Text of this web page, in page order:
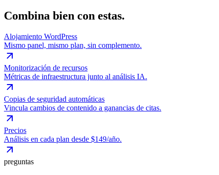
Combina bien con estas.
Alojamiento WordPress
Mismo panel, mismo plan, sin complemento.
Monitorización de recursos
Métricas de infraestructura junto al análisis IA.
Copias de seguridad automáticas
Vincula cambios de contenido a ganancias de citas.
Precios
Análisis en cada plan desde $149/año.
preguntas